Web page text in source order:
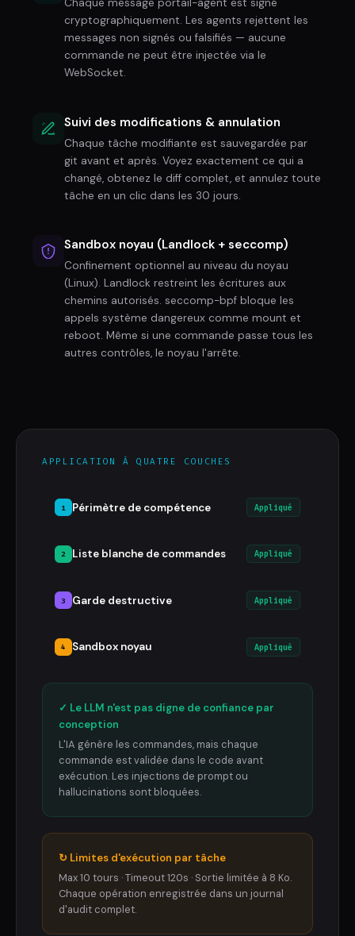
cryptographiquement. Les agents rejettent les
messages non signés ou falsifiés — aucune
commande ne peut être injectée via le
WebSocket.
Suivi des modifications & annulation
Chaque tâche modifiante est sauvegardée par
git avant et après. Voyez exactement ce qui a
changé, obtenez le diff complet, et annulez toute
tâche en un clic dans les 30 jours.
Sandbox noyau (Landlock + seccomp)
Confinement optionnel au niveau du noyau
(Linux). Landlock restreint les écritures aux
chemins autorisés. seccomp-bpf bloque les
appels système dangereux comme mount et
reboot. Même si une commande passe tous les
autres contrôles, le noyau l'arrête.
APPLICATION À QUATRE COUCHES
1 Périmètre de compétence Appliqué
2 Liste blanche de commandes Appliqué
3 Garde destructive Appliqué
4 Sandbox noyau Appliqué
✓ Le LLM n'est pas digne de confiance par
conception
L'IA génère les commandes, mais chaque
commande est validée dans le code avant
exécution. Les injections de prompt ou
hallucinations sont bloquées.
↻ Limites d'exécution par tâche
Max 10 tours · Timeout 120s · Sortie limitée à 8 Ko.
Chaque opération enregistrée dans un journal
d'audit complet.